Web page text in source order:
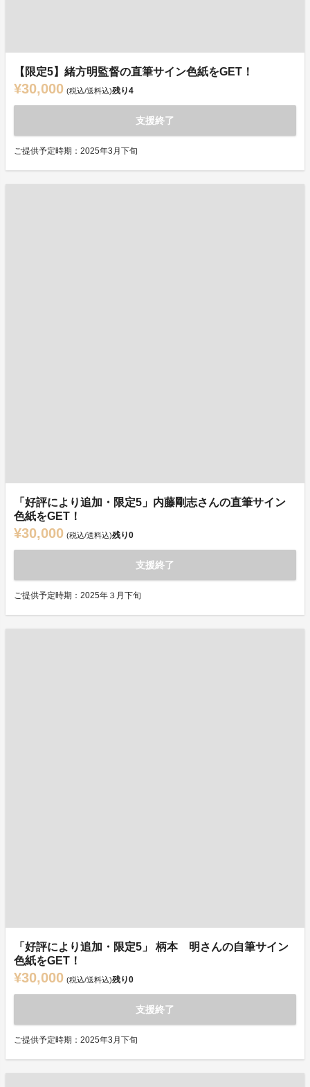
【限定5】緒方明監督の直筆サイン色紙をGET！
¥30,000 (税込/送料込)残り4
支援終了
ご提供予定時期：2025年3月下旬
「好評により追加・限定5」内藤剛志さんの直筆サイン
色紙をGET！
¥30,000 (税込/送料込)残り0
支援終了
ご提供予定時期：2025年３月下旬
「好評により追加・限定5」 柄本 明さんの自筆サイン
色紙をGET！
¥30,000 (税込/送料込)残り0
支援終了
ご提供予定時期：2025年3月下旬